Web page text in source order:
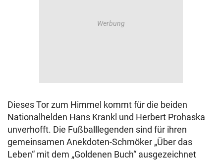
Dieses Tor zum Himmel kommt für die beiden
Nationalhelden Hans Krankl und Herbert Prohaska
unverhofft. Die Fußballlegenden sind für ihren
gemeinsamen Anekdoten-Schmöker „Über das
Leben“ mit dem „Goldenen Buch“ ausgezeichnet